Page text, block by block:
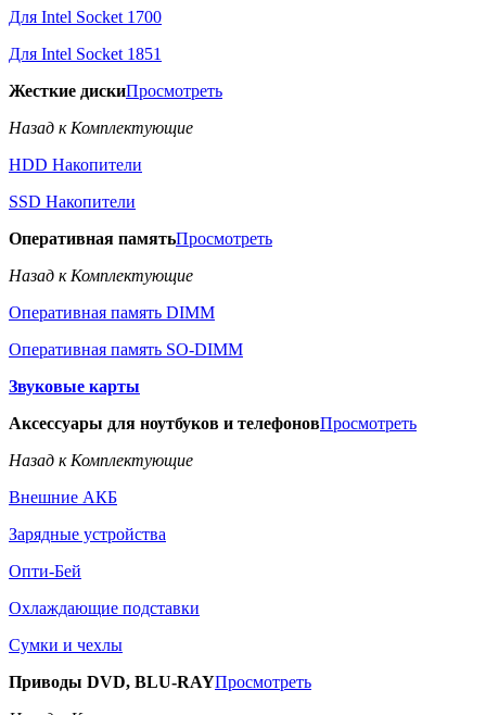
Для Intel Socket 1700
Для Intel Socket 1851
Жесткие дискиПросмотреть
Назад к Комплектующие
HDD Накопители
SSD Накопители
Оперативная памятьПросмотреть
Назад к Комплектующие
Оперативная память DIMM
Оперативная память SO-DIMM
Звуковые карты
Аксессуары для ноутбуков и телефоновПросмотреть
Назад к Комплектующие
Внешние АКБ
Зарядные устройства
Опти-Бей
Охлаждающие подставки
Сумки и чехлы
Приводы DVD, BLU-RAYПросмотреть